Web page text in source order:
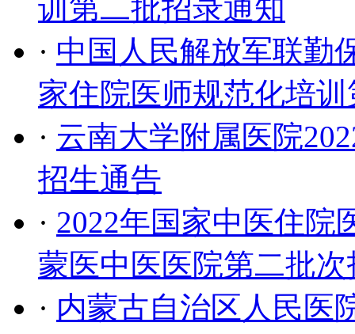
训第二批招录通知
· 中国人民解放军联勤
家住院医师规范化培
· 云南大学附属医院
招生通告
· 2022年国家中医住院
蒙医中医医院第二批
· 内蒙古自治区人民医